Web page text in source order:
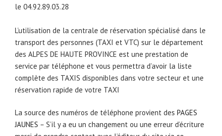
le 04.92.89.03.28
L’utilisation de la centrale de réservation spécialisé dans le
transport des personnes (TAXI et VTC) sur le département
des ALPES DE HAUTE PROVINCE est une prestation de
service par téléphone et vous permettra d’avoir la liste
complète des TAXIS disponibles dans votre secteur et une
réservation rapide de votre TAXI
La source des numéros de téléphone provient des PAGES
JAUNES – S’il y a eu un changement ou une erreur d’écriture